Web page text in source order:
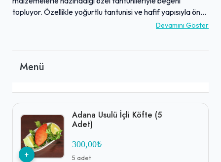
topluyor. Özellikle yoğurtlu tantunisi ve hafif yapısıyla öne
çıkan menüsünde, doyurucu porsiyonlar sunulmaktadır.
özenli servis anlayışıyla dikkat çekerken, müşteri
yemekleri ve samimi ortamının yanı sıra sunduğu ikramlar
ve uygun fiyatlandırma ile de takdir gören işletme,
bölgenin vazgeçilmez adresleri arasında yer alıyor.
Devamını Göster
Menü
+
Adana Usulü İçli Köfte (5
Adet)
300,00₺
5 adet